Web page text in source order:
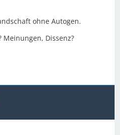
ohne Autogen.
Meinungen, Dissenz?